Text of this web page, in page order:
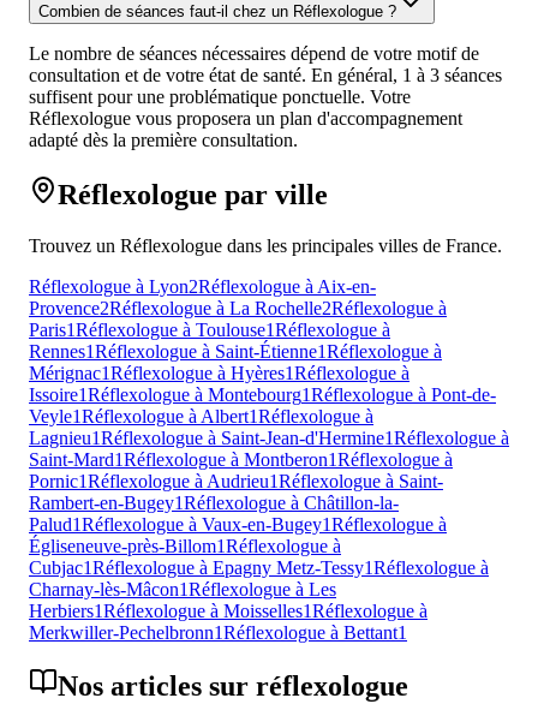
Combien de séances faut-il chez un Réflexologue ?
Le nombre de séances nécessaires dépend de votre motif de
consultation et de votre état de santé. En général, 1 à 3 séances
suffisent pour une problématique ponctuelle. Votre
Réflexologue vous proposera un plan d'accompagnement
adapté dès la première consultation.
Réflexologue par ville
Trouvez un Réflexologue dans les principales villes de France.
Réflexologue à Lyon2Réflexologue à Aix-en-
Provence2Réflexologue à La Rochelle2Réflexologue à
Paris1Réflexologue à Toulouse1Réflexologue à
Rennes1Réflexologue à Saint-Étienne1Réflexologue à
Mérignac1Réflexologue à Hyères1Réflexologue à
Issoire1Réflexologue à Montebourg1Réflexologue à Pont-de-
Veyle1Réflexologue à Albert1Réflexologue à
Lagnieu1Réflexologue à Saint-Jean-d'Hermine1Réflexologue à
Saint-Mard1Réflexologue à Montberon1Réflexologue à
Pornic1Réflexologue à Audrieu1Réflexologue à Saint-
Rambert-en-Bugey1Réflexologue à Châtillon-la-
Palud1Réflexologue à Vaux-en-Bugey1Réflexologue à
Égliseneuve-près-Billom1Réflexologue à
Cubjac1Réflexologue à Epagny Metz-Tessy1Réflexologue à
Charnay-lès-Mâcon1Réflexologue à Les
Herbiers1Réflexologue à Moisselles1Réflexologue à
Merkwiller-Pechelbronn1Réflexologue à Bettant1
Nos articles sur réflexologue